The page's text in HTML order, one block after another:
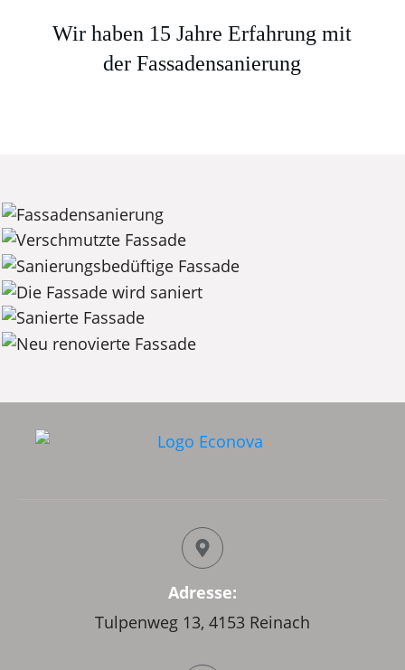
Wir haben 15 Jahre Erfahrung mit
der Fassadensanierung
Adresse:
Tulpenweg 13, 4153 Reinach